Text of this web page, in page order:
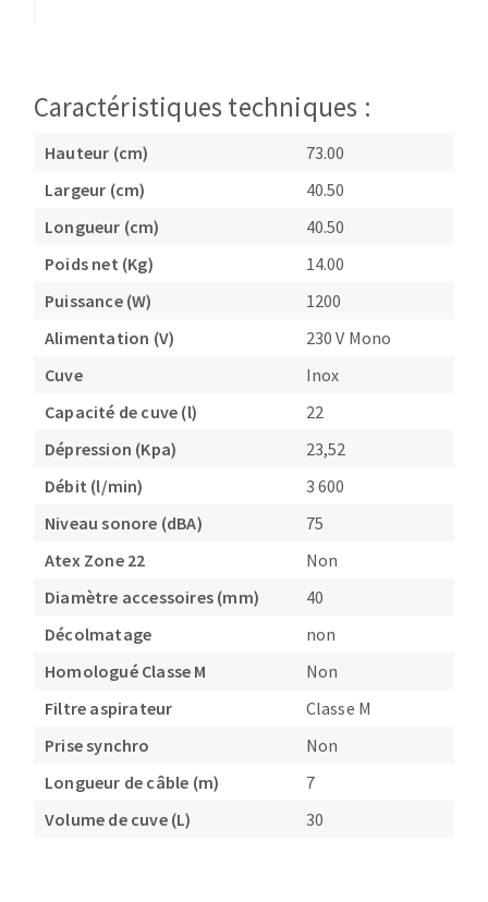
Caractéristiques techniques :
Hauteur (cm)
73.00
Largeur (cm)
40.50
Longueur (cm)
40.50
Poids net (Kg)
14.00
Puissance (W)
1200
Alimentation (V)
230 V Mono
Cuve
Inox
Capacité de cuve (l)
22
Dépression (Kpa)
23,52
Débit (l/min)
3 600
Niveau sonore (dBA)
75
Atex Zone 22
Non
Diamètre accessoires (mm)
40
Décolmatage
non
Homologué Classe M
Non
Filtre aspirateur
Classe M
Prise synchro
Non
Longueur de câble (m)
7
Volume de cuve (L)
30